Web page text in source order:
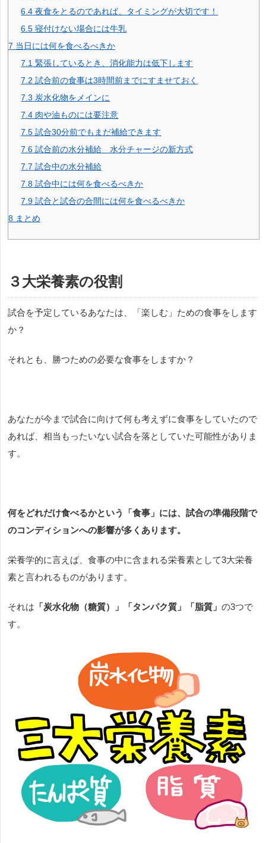
6.4 夜食をとるのであれば、タイミングが大切です！
6.5 寝付けない場合には牛乳
7 当日には何を食べるべきか
7.1 緊張しているとき、消化能力は低下します
7.2 試合前の食事は3時間前までにすませておく
7.3 炭水化物をメインに
7.4 肉や油ものには要注意
7.5 試合30分前でもまだ補給できます
7.6 試合前の水分補給 水分チャージの新方式
7.7 試合中の水分補給
7.8 試合中には何を食べるべきか
7.9 試合と試合の合間には何を食べるべきか
8 まとめ
３大栄養素の役割
試合を予定しているあなたは、「楽しむ」ための食事をします
か？
それとも、勝つための必要な食事をしますか？
あなたが今まで試合に向けて何も考えずに食事をしていたので
あれば、相当もったいない試合を落としていた可能性がありま
す。
何をどれだけ食べるかという「食事」には、試合の準備段階で
のコンディションへの影響が多くあります。
栄養学的に言えば、食事の中に含まれる栄養素として3大栄養
素と言われるものがあります。
それは 「炭水化物（糖質）」「タンパク質」「脂質」 の3つで
す。